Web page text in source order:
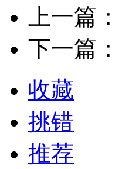
上一篇：
下一篇：
收藏
挑错
推荐